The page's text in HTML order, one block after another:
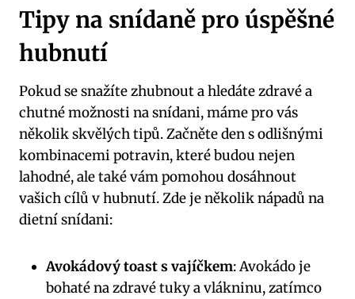
Tipy na snídaně pro úspěšné
hubnutí
Pokud se snažíte zhubnout a hledáte zdravé a
chutné možnosti na snídani, máme pro vás
několik skvělých tipů. Začněte den s odlišnými
kombinacemi potravin, které budou nejen
lahodné, ale také vám pomohou dosáhnout
vašich cílů v hubnutí. Zde je několik nápadů na
dietní snídani:
Avokádový toast s vajíčkem: Avokádo je
bohaté na zdravé tuky a vlákninu, zatímco